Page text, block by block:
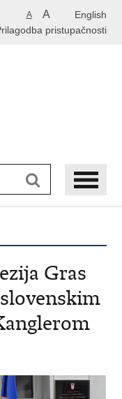
English
A A
pristupačnosti
Gras